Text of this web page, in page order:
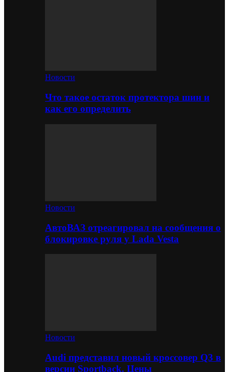
Новости
Что такое остаток протектора шин и
как его определить
Новости
АвтоВАЗ отреагировал на сообщения о
блокировке руля у Lada Vesta
Новости
Audi представил новый кроссовер Q3 в
версии Sportback. Цены